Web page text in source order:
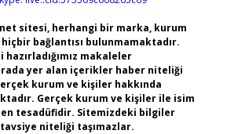
sitesi, herhangi bir marka, kurum
bağlantısı bulunmamaktadır.
makaleler
yer alan içerikler haber niteliği
kurum ve kişiler hakkında
Gerçek kurum ve kişiler ile isim
tesadüfidir. Sitemizdeki bilgiler
niteliği taşımazlar.